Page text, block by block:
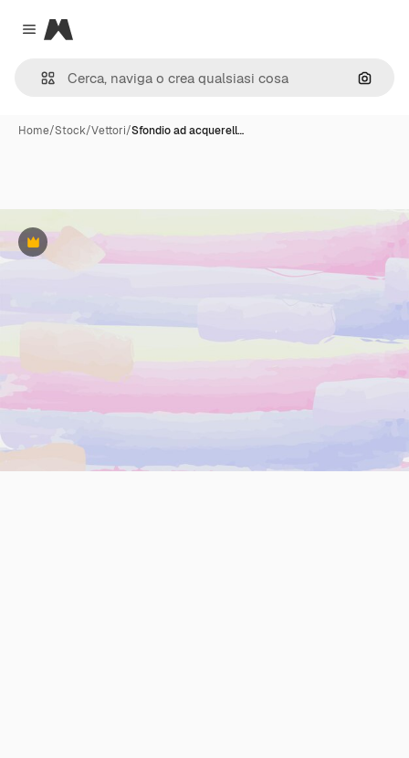
Close menu
Magnific
Cerca
Home/Stock/Vettori/Sfondio ad acquerell…
Premium